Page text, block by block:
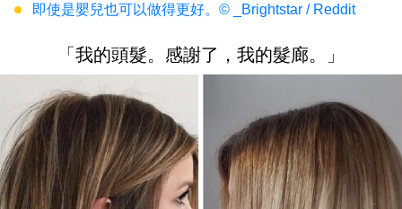
即使是嬰兒也可以做得更好。© _Brightstar / Reddit
「我的頭髮。感謝了，我的髮廊。」